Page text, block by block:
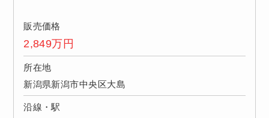
販売価格
2,849万円
所在地
新潟県新潟市中央区大島
沿線・駅